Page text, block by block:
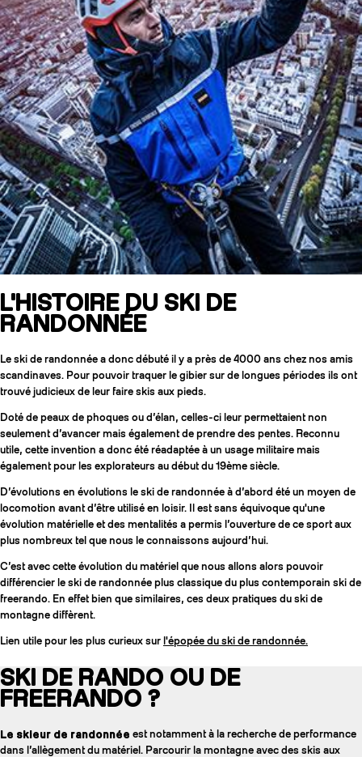
L'HISTOIRE DU SKI DE
RANDONNÉE
Le ski de randonnée a donc débuté il y a près de 4000 ans chez nos amis
scandinaves. Pour pouvoir traquer le gibier sur de longues périodes ils ont
trouvé judicieux de leur faire skis aux pieds.
Doté de peaux de phoques ou d’élan, celles-ci leur permettaient non
seulement d’avancer mais également de prendre des pentes. Reconnu
utile, cette invention a donc été réadaptée à un usage militaire mais
également pour les explorateurs au début du 19ème siècle.
D’évolutions en évolutions le ski de randonnée à d’abord été un moyen de
locomotion avant d’être utilisé en loisir. Il est sans équivoque qu'une
évolution matérielle et des mentalités a permis l’ouverture de ce sport aux
plus nombreux tel que nous le connaissons aujourd’hui.
C’est avec cette évolution du matériel que nous allons alors pouvoir
différencier le ski de randonnée plus classique du plus contemporain ski de
freerando. En effet bien que similaires, ces deux pratiques du ski de
montagne diffèrent.
Lien utile pour les plus curieux sur l'épopée du ski de randonnée.
SKI DE RANDO OU DE
FREERANDO ?
Le skieur de randonnée est notamment à la recherche de performance
dans l’allègement du matériel. Parcourir la montagne avec des skis aux